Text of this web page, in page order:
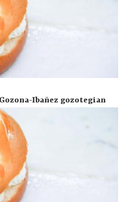
Ibañez gozotegian